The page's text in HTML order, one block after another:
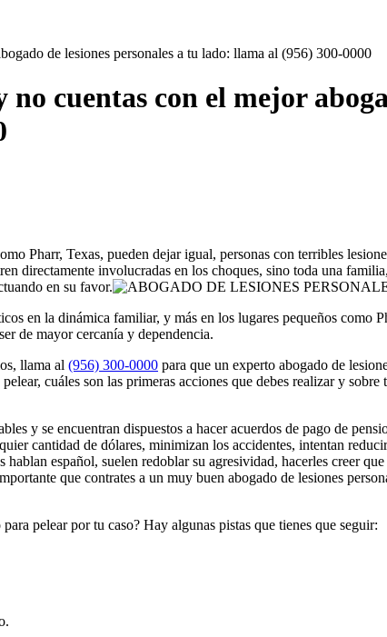
de lesiones personales a tu lado: llama al (956) 300-0000
cuentas con el mejor
Pharr, Texas, pueden dejar igual, personas con terribles
directamente involucradas en los choques, sino toda una
en su favor.
en la dinámica familiar, y más en los lugares pequeños como
de mayor cercanía y dependencia.
llama al (956) 300-0000 para que un experto abogado de
cuáles son las primeras acciones que debes realizar y
y se encuentran dispuestos a hacer acuerdos de pago de
cantidad de dólares, minimizan los accidentes, intentan
español, suelen redoblar su agresividad, hacerles creer
que contrates a un muy buen abogado de lesiones
pelear por tu caso? Hay algunas pistas que tienes que seguir: